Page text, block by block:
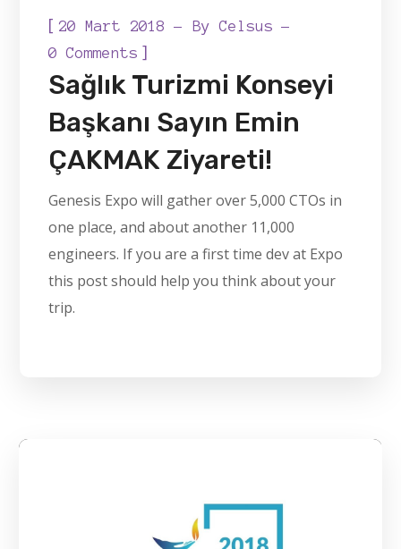
[ 20 Mart 2018 ByCelsus
0 Comments ]
Sağlık Turizmi Konseyi
Başkanı Sayın Emin
ÇAKMAK Ziyareti!
Genesis Expo will gather over 5,000 CTOs in
one place, and about another 11,000
engineers. If you are a first time dev at Expo
this post should help you think about your
trip.